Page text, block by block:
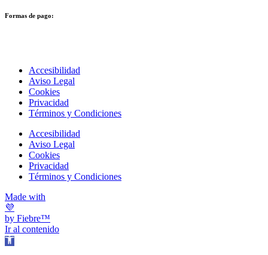
Formas de pago:
Accesibilidad
Aviso Legal
Cookies
Privacidad
Términos y Condiciones
Accesibilidad
Aviso Legal
Cookies
Privacidad
Términos y Condiciones
Made with
💜
by Fiebre™
Ir al contenido
Abrir barra de herramientas